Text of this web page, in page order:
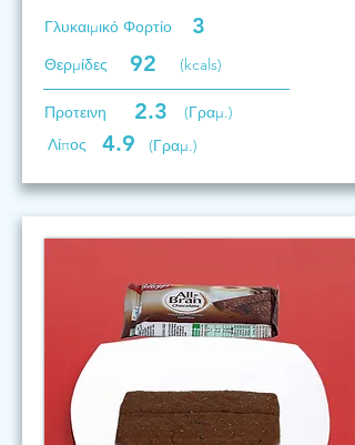
Γλυκαιμικό Φορτίο 3
Θερμίδες 92 (kcals)
Προτεινη 2.3
(Γραμ.)
Λίπος
4.9 (Γραμ.)